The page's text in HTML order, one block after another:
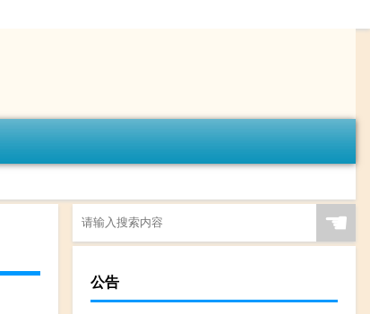
☚
公告